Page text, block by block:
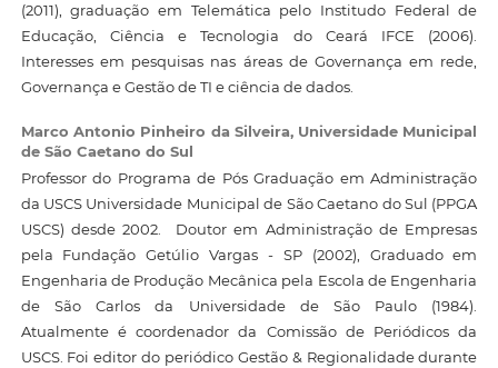
(2011), graduação em Telemática pelo Institudo Federal de
Educação, Ciência e Tecnologia do Ceará IFCE (2006).
Interesses em pesquisas nas áreas de Governança em rede,
Governança e Gestão de TI e ciência de dados.
Marco Antonio Pinheiro da Silveira, Universidade Municipal
de São Caetano do Sul
Professor do Programa de Pós Graduação em Administração
da USCS Universidade Municipal de São Caetano do Sul (PPGA
USCS) desde 2002. Doutor em Administração de Empresas
pela Fundação Getúlio Vargas - SP (2002), Graduado em
Engenharia de Produção Mecânica pela Escola de Engenharia
de São Carlos da Universidade de São Paulo (1984).
Atualmente é coordenador da Comissão de Periódicos da
USCS. Foi editor do periódico Gestão & Regionalidade durante